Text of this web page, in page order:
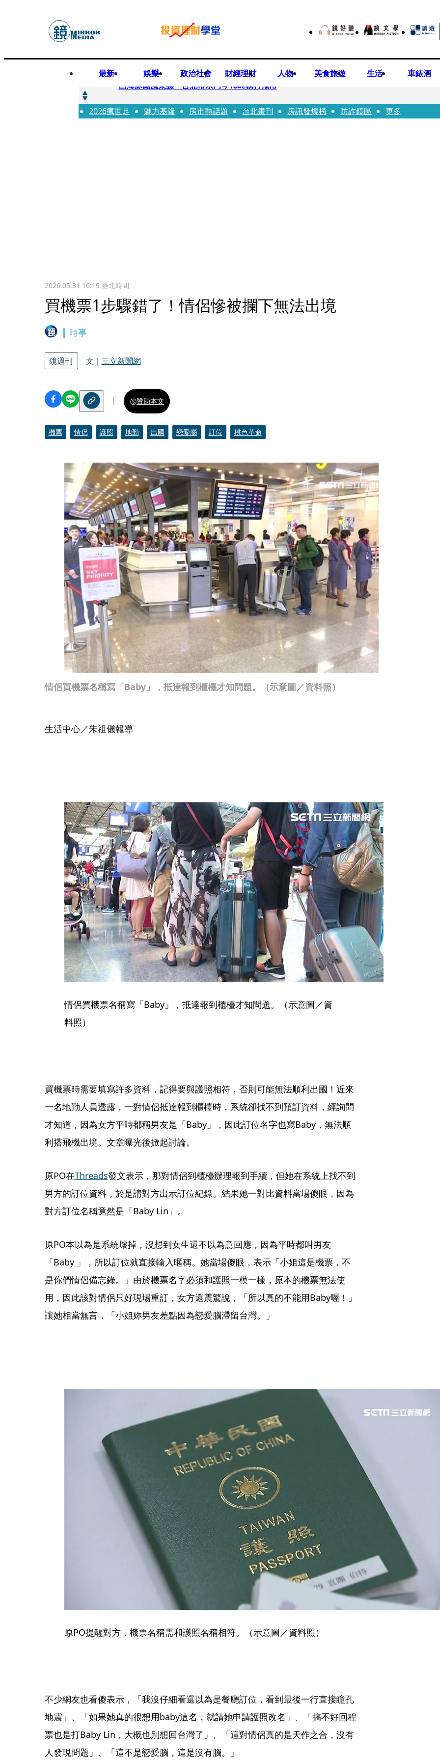
最新 娛樂 政治社會 財經理財 人物 美食旅遊 生活 車錶酒
快訊
白海豚颱風來襲 台北市水門今18時執行拖吊
快訊
AKIRA台北唱到一半突收兒子告白「爸爸I LOVE YOU」 驚喜林志玲同步曝光父親節「披
2026瘋世足 魅力基隆 房市熱話題 台北畫刊 房訊發燒榜 防詐鏡區 更多
2026.05.31 16:19臺北時間
買機票1步驟錯了！情侶慘被攔下無法出境
時事
情侶買機票名稱寫「Baby」，抵達報到櫃檯才知問題。（示意圖／資料照）
鏡週刊 文｜ 三立新聞網
贊助本文
機票 情侶 護照 地勤 出國 戀愛腦 訂位 桃色革命
生活中心／朱祖儀報導
情侶買機票名稱寫「Baby」，抵達報到櫃檯才知問題。（示意圖／資
料照）
買機票時需要填寫許多資料，記得要與護照相符，否則可能無法順利出國！近來
一名地勤人員透露，一對情侶抵達報到櫃檯時，系統卻找不到預訂資料，經詢問
才知道，因為女方平時都稱男友是「Baby」，因此訂位名字也寫Baby，無法順
利搭飛機出境。文章曝光後掀起討論。
原PO在Threads發文表示，那對情侶到櫃檯辦理報到手續，但她在系統上找不到
男方的訂位資料，於是請對方出示訂位紀錄。結果她一對比資料當場傻眼，因為
對方訂位名稱竟然是「Baby Lin」。
原PO本以為是系統壞掉，沒想到女生還不以為意回應，因為平時都叫男友
「Baby 」，所以訂位就直接輸入暱稱。她當場傻眼，表示「小姐這是機票，不
是你們情侶備忘錄。」由於機票名字必須和護照一模一樣，原本的機票無法使
用，因此該對情侶只好現場重訂，女方還震驚說，「所以真的不能用Baby喔！」
讓她相當無言，「小姐妳男友差點因為戀愛腦滯留台灣。」
原PO提醒對方，機票名稱需和護照名稱相符。（示意圖／資料照）
不少網友也看傻表示，「我沒仔細看還以為是餐廳訂位，看到最後一行直接瞳孔
地震」、「如果她真的很想用baby這名，就請她申請護照改名」、「搞不好回程
票也是打Baby Lin，大概也別想回台灣了」、「這對情侶真的是天作之合，沒有
人發現問題」、「這不是戀愛腦，這是沒有腦。」